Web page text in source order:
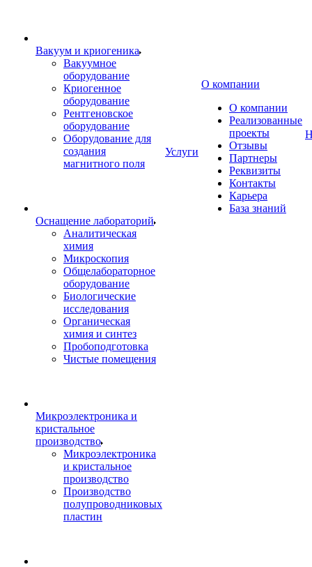
Вакуум и криогеника
Вакуумное
оборудование
Криогенное
оборудование
Рентгеновское
оборудование
Оборудование для
создания
магнитного поля
Оснащение лабораторий
Аналитическая
химия
Микроскопия
Общелабораторное
оборудование
Биологические
исследования
Органическая
химия и синтез
Пробоподготовка
Чистые помещения
Микроэлектроника и
кристальное
производство
Микроэлектроника
и кристальное
производство
Производство
полупроводниковых
пластин
Услуги
О компании
О компании
Реализованные
проекты
Отзывы
Партнеры
Реквизиты
Контакты
Карьера
База знаний